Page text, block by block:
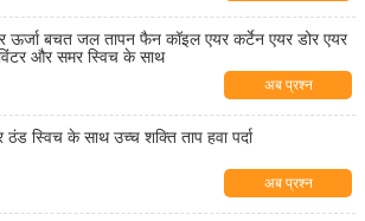
ऊर्जा बचत जल तापन फैन कॉइल एयर कर्टेन एयर डोर एयर
और समर स्विच के साथ
अब प्रश्न
ठंड स्विच के साथ उच्च शक्ति ताप हवा पर्दा
अब प्रश्न